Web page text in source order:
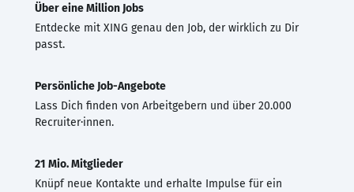
Über eine Million Jobs
Entdecke mit XING genau den Job, der wirklich zu Dir
passt.
Persönliche Job-Angebote
Lass Dich finden von Arbeitgebern und über 20.000
Recruiter·innen.
21 Mio. Mitglieder
Knüpf neue Kontakte und erhalte Impulse für ein